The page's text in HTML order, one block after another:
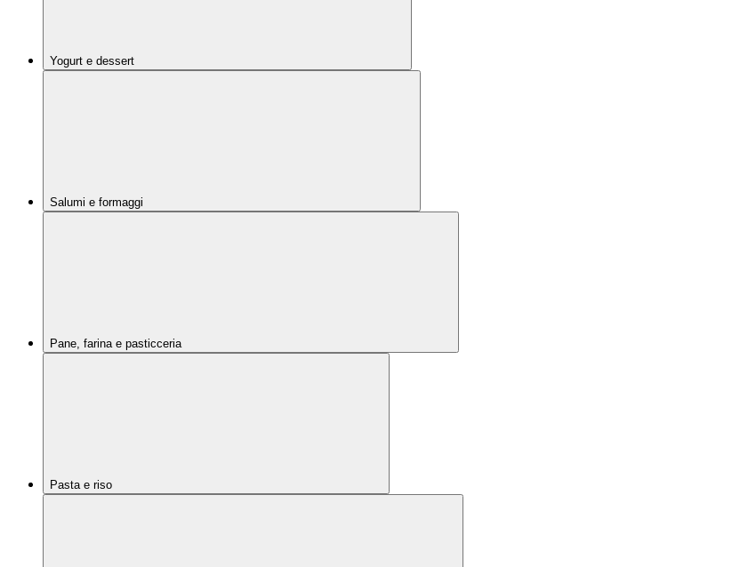
Yogurt e dessert
Salumi e formaggi
Pane, farina e pasticceria
Pasta e riso